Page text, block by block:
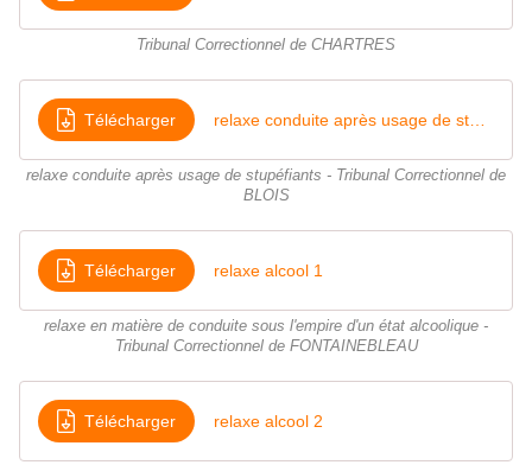
Tribunal Correctionnel de CHARTRES
Télécharger
relaxe conduite après usage de stupéfiants - Tribunal Correctionnel de
BLOIS
Télécharger relaxe alcool 1
relaxe en matière de conduite sous l'empire d'un état alcoolique -
Tribunal Correctionnel de FONTAINEBLEAU
Télécharger relaxe alcool 2